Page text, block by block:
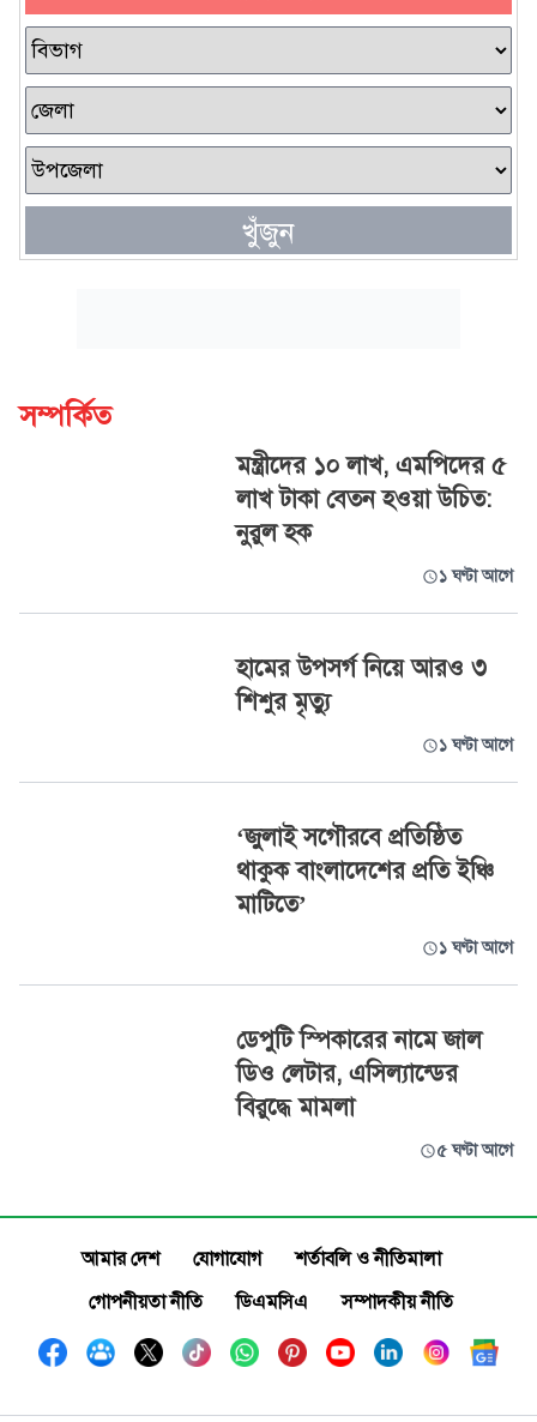
খুঁজুন
সম্পর্কিত
মন্ত্রীদের ১০ লাখ, এমপিদের ৫
লাখ টাকা বেতন হওয়া উচিত:
নুরুল হক
১ ঘণ্টা আগে
হামের উপসর্গ নিয়ে আরও ৩
শিশুর মৃত্যু
১ ঘণ্টা আগে
‘জুলাই সগৌরবে প্রতিষ্ঠিত
থাকুক বাংলাদেশের প্রতি ইঞ্চি
মাটিতে’
১ ঘণ্টা আগে
ডেপুটি স্পিকারের নামে জাল
ডিও লেটার, এসিল্যান্ডের
বিরুদ্ধে মামলা
৫ ঘণ্টা আগে
আমার দেশ যোগাযোগ
শর্তাবলি ও নীতিমালা
গোপনীয়তা নীতি
ডিএমসিএ সম্পাদকীয় নীতি